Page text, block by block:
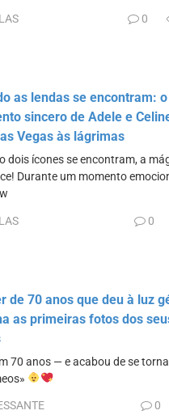
0
as lendas se encontram: o
sincero de Adele e
Vegas às lágrimas
dois ícones se encontram, a
Durante um momento
0
de 70 anos que deu à luz
as primeiras fotos dos
70 anos — e acabou de se
0